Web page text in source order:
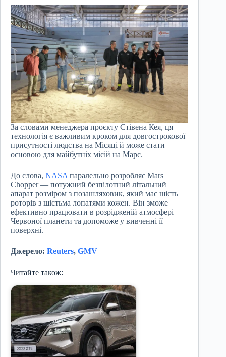
За словами менеджера проєкту Стівена Кея, ця
технологія є важливим кроком для довгострокової
присутності людства на Місяці й може стати
основою для майбутніх місій на Марс.
До слова, NASA паралельно розробляє Mars
Chopper — потужний безпілотний літальний
апарат розміром з позашляховик, який має шість
роторів з шістьма лопатями кожен. Він зможе
ефективно працювати в розрідженій атмосфері
Червоної планети та допоможе у вивченні її
поверхні.
Джерело: Reuters, GMV
Читайте також: